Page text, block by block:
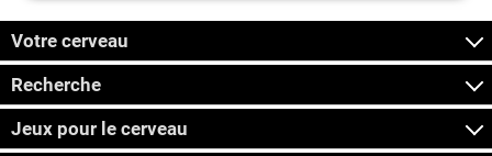
Votre cerveau
Recherche
Jeux pour le cerveau